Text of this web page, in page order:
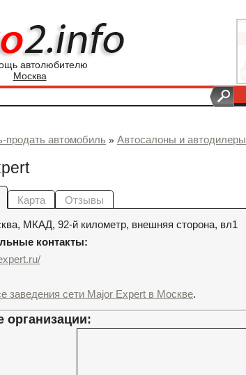
автолюбителю
Москва
продать автомобиль » Автосалоны и автодилеры
Карта Отзывы
, МКАД, 92-й километр, внешняя сторона, вл1
контакты:
заведения сети Major Expert в Москве.
организации: